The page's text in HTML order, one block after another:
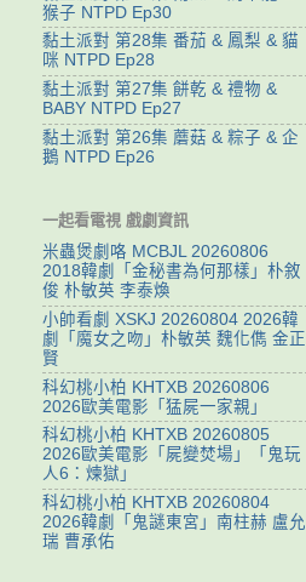
猴子 NTPD Ep30
黏土派對 第28集 番茄 & 鳳梨 & 貓
咪 NTPD Ep28
黏土派對 第27集 餅乾 & 禮物 &
BABY NTPD Ep27
黏土派對 第26集 蘑菇 & 粽子 & 企
鵝 NTPD Ep26
一起看電視 戲劇資訊
米蟲煲劇咯 MCBJL 20260806
2018韓劇「金秘書為何那樣」朴敘
俊 朴敏英 李泰煥
小帥看劇 XSKJ 20260804 2026韓
劇「魔女之吻」朴敏英 魏化儁 金正
賢
科幻桃小柏 KHTXB 20260806
2026歐美電影「猛屍一家親」
科幻桃小柏 KHTXB 20260805
2026歐美電影「屍變焚場」「鬼玩
人6：煉獄」
科幻桃小柏 KHTXB 20260804
2026韓劇「鬼謎東宮」南柱赫 盧允
瑞 曹承佑